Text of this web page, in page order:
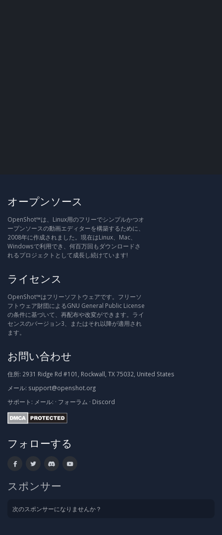
オープンソース
OpenShot™は、Linux用のフリーでシンプルかつオ
ープンソースの動画エディターを構築するために、
2008年に作成されました。現在はLinux、Mac、
Windowsで利用でき、何百万回もダウンロードさ
れるプロジェクトとして成長し続けています!
ライセンス
OpenShot™はフリーソフトウェアです。フリーソ
フトウェア財団によるGNU General Public License
の条件に基づいて、再配布や改変ができます。ライ
センスのバージョン3、またはそれ以降が適用され
ます。
お問い合わせ
住所: 2931 Ridge Rd #101, Rockwall, TX 75032, United States
メール: support@openshot.org
サポート: メール: · フォーラム · Discord
フォローする
スポンサー
次のスポンサーになりませんか？